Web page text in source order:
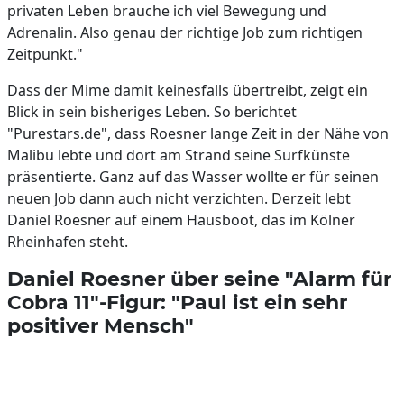
privaten Leben brauche ich viel Bewegung und
Adrenalin. Also genau der richtige Job zum richtigen
Zeitpunkt."
Dass der Mime damit keinesfalls übertreibt, zeigt ein
Blick in sein bisheriges Leben. So berichtet
"Purestars.de", dass Roesner lange Zeit in der Nähe von
Malibu lebte und dort am Strand seine Surfkünste
präsentierte. Ganz auf das Wasser wollte er für seinen
neuen Job dann auch nicht verzichten. Derzeit lebt
Daniel Roesner auf einem Hausboot, das im Kölner
Rheinhafen steht.
Daniel Roesner über seine "Alarm für
Cobra 11"-Figur: "Paul ist ein sehr
positiver Mensch"